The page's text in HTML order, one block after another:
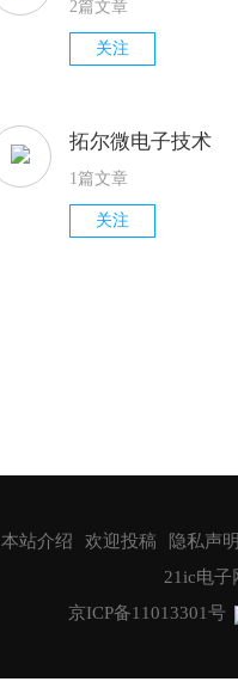
2篇文章
关注
拓尔微电子技术
1篇文章
关注
本站介绍 欢迎投稿
隐私声
21ic电子
京ICP备11013301号